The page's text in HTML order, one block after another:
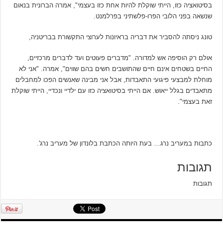
בסיטואציה כזו, הייתי שוקלת להיות אחת כזו בעצמי", אמרה הברונית בנאום
שנשאה בפני הלובי הפרו-פלשתיני בפרלמנט.
טונג ניסתה להסביר את דבריה בראיונות לערוצי התקשורת בבריטניה,
אולם רק הוסיפה אש למדורה. "מדברים פעוטים ועד לדברים מרכזיים,
החיים בשטחים אינם חיים שהתושבים חשים בהם שווים", אמרה. "אני לא
מוחלת למבצעי פיגועי התאבדות, אבל אני מבינה שאנשים הפכו למחבלים
מתאבדים בגלל ייאוש. אם הייתי בסיטואציה כזו עם ילדיי ונכדיי, הייתי שוקלת
זאת בעצמי".
‫כתבות במעריב נרג… בעת היותה הכתבת בלונדון של מעריב נרג'.‬‬
תגובות
תגובות